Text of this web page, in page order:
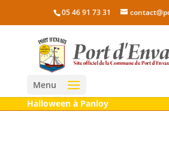
05 46 91 73 31
Menu
Halloween à Panloy